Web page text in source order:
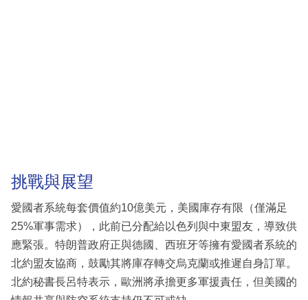
挑戰與展望
愛國者系統每套價值約10億美元，美國庫存有限（僅滿足
25%軍事需求），此前已分配給以色列與中東盟友，導致供
應緊張。特朗普政府正與德國、西班牙等擁有愛國者系統的
北約盟友協商，鼓勵其將庫存轉交烏克蘭或推遲自身訂單。
北約秘書長呂特表示，歐洲將承擔更多軍援責任，但美國的